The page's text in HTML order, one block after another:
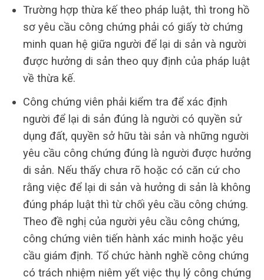
Trường hợp thừa kế theo pháp luật, thì trong hồ
sơ yêu cầu công chứng phải có giấy tờ chứng
minh quan hệ giữa người để lại di sản và người
được hưởng di sản theo quy định của pháp luật
về thừa kế.
Công chứng viên phải kiểm tra để xác định
người để lại di sản đúng là người có quyền sử
dụng đất, quyền sở hữu tài sản và những người
yêu cầu công chứng đúng là người được hưởng
di sản. Nếu thấy chưa rõ hoặc có căn cứ cho
rằng việc để lại di sản và hưởng di sản là không
đúng pháp luật thì từ chối yêu cầu công chứng.
Theo đề nghị của người yêu cầu công chứng,
công chứng viên tiến hành xác minh hoặc yêu
cầu giám định. Tổ chức hành nghề công chứng
có trách nhiệm niêm yết việc thụ lý công chứng